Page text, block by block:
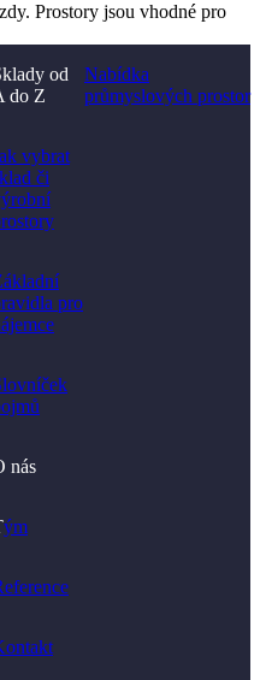
Prostory jsou vhodné pro
od
do Z
vybrat
či
pro
nás
ým
Nabídka
průmyslových prostor